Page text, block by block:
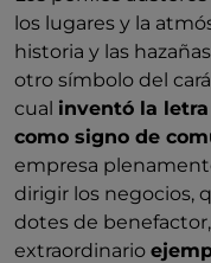
los lugares y la
historia y las
otro símbolo del
cual inventó la
como signo de
empresa
dirigir los negocios,
dotes de
extraordinario